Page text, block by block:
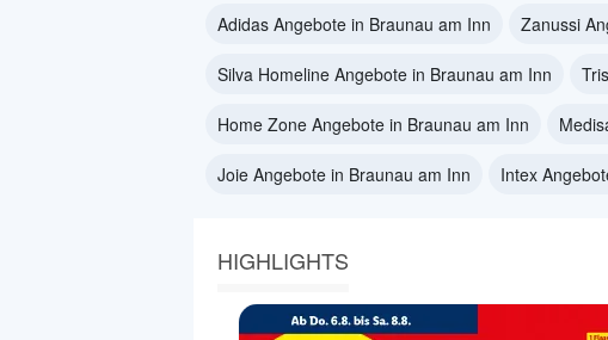
Adidas Angebote in Braunau am Inn
Zanussi
Silva Homeline Angebote in Braunau am Inn
Home Zone Angebote in Braunau am Inn
Joie Angebote in Braunau am Inn Intex
HIGHLIGHTS